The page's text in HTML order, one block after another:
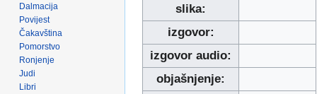
slika:
izgovor:
izgovor audio:
objašnjenje:
Dalmacija
Povijest
Čakavština
Pomorstvo
Ronjenje
Judi
Libri